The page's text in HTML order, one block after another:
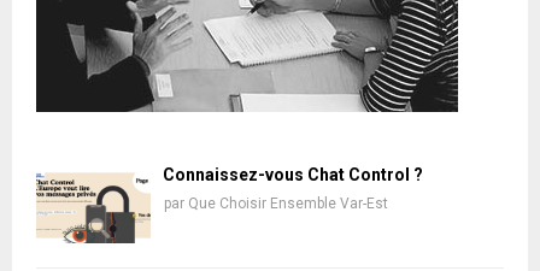
Connaissez-vous Chat Control ?
par Que Choisir Ensemble Var-Est